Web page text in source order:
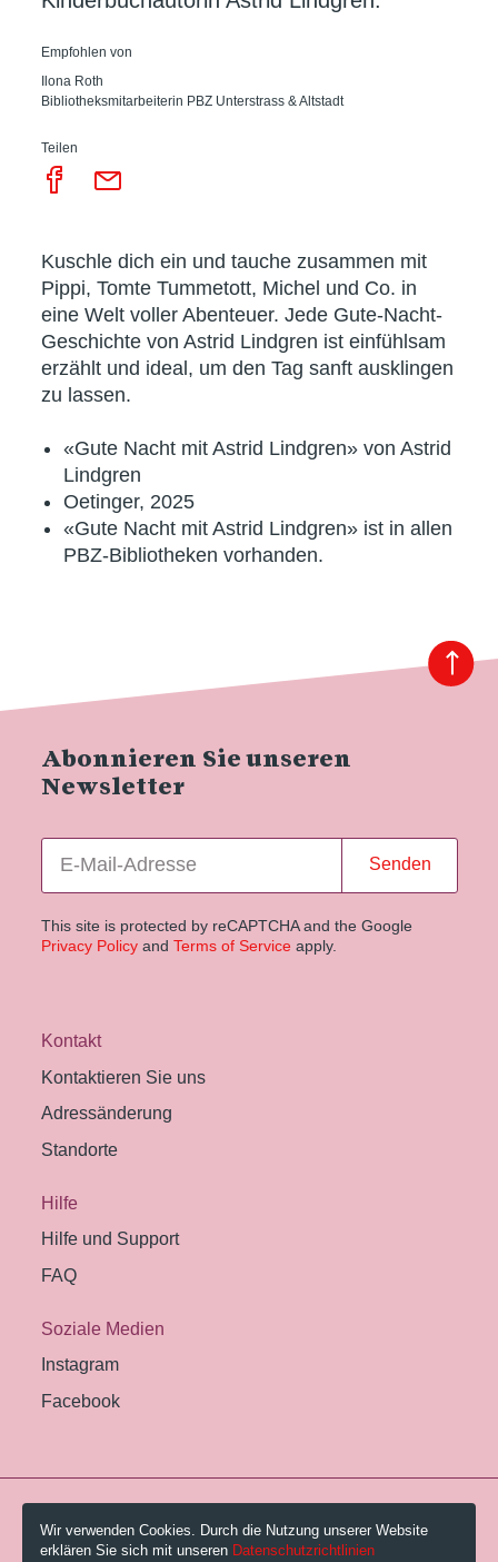
Empfohlen von
Ilona Roth
Bibliotheksmitarbeiterin PBZ Unterstrass & Altstadt
Teilen
Kuschle dich ein und tauche zusammen mit
Pippi, Tomte Tummetott, Michel und Co. in
eine Welt voller Abenteuer. Jede Gute-Nacht-
Geschichte von Astrid Lindgren ist einfühlsam
erzählt und ideal, um den Tag sanft ausklingen
zu lassen.
«Gute Nacht mit Astrid Lindgren» von Astrid
Lindgren
Oetinger, 2025
«Gute Nacht mit Astrid Lindgren» ist in allen
PBZ-Bibliotheken vorhanden.
Abonnieren Sie unseren
Newsletter
Senden
This site is protected by reCAPTCHA and the Google
Privacy Policyand Terms of Service apply.
Kontakt
Kontaktieren Sie uns
Adressänderung
Standorte
Hilfe
Hilfe und Support
FAQ
Soziale Medien
Instagram
Facebook
© 2026 Pestalozzi-Bibliothek Zürich.
Wir verwenden Cookies. Durch die Nutzung unserer Website
erklären Sie sich mit unseren Datenschutzrichtlinien